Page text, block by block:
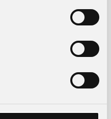
en behandlingsplan, der
og sikre, at du får de bedst